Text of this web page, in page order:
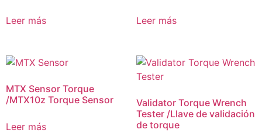
Leer más Leer más
MTX Sensor Torque
/MTX10z Torque Sensor
Leer más
Validator Torque Wrench
Tester /Llave de validación
de torque